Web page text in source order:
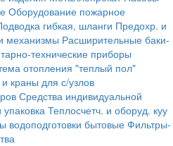
Оборудование пожарное
гибкая, шланги Предохр. и
механизмы Расширительные баки-
технические приборы
отопления "теплый пол"
краны для с/узлов
Средства индивидуальной
Теплосчетч. и оборуд. куу
водоподготовки бытовые Фильтры-